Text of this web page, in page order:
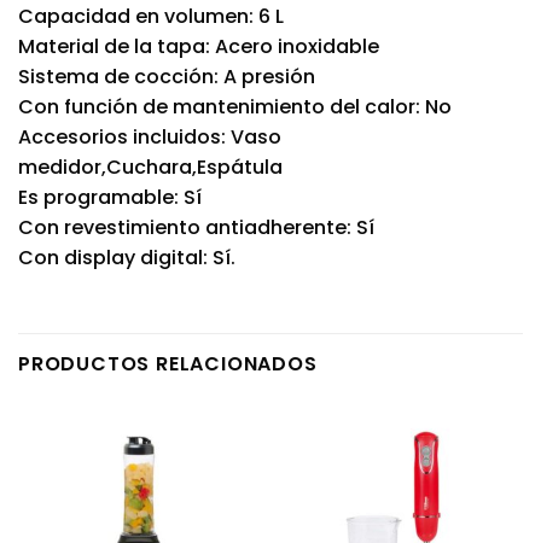
Capacidad en volumen: 6 L
Material de la tapa: Acero inoxidable
Sistema de cocción: A presión
Con función de mantenimiento del calor: No
Accesorios incluidos: Vaso
medidor,Cuchara,Espátula
Es programable: Sí
Con revestimiento antiadherente: Sí
Con display digital: Sí.
PRODUCTOS RELACIONADOS